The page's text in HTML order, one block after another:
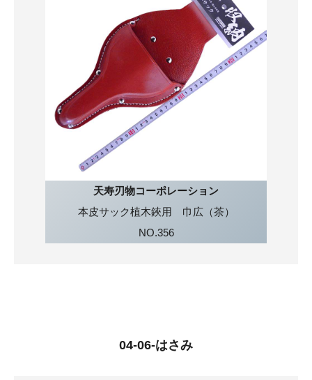
天寿刃物コーポレーション
本皮サック植木鋏用 巾広（茶）
NO.356
04-06-はさみ